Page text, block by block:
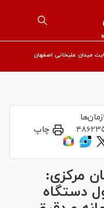
میدان علیخانی اصفهان
چاپ
مرکزی:
دستگاه